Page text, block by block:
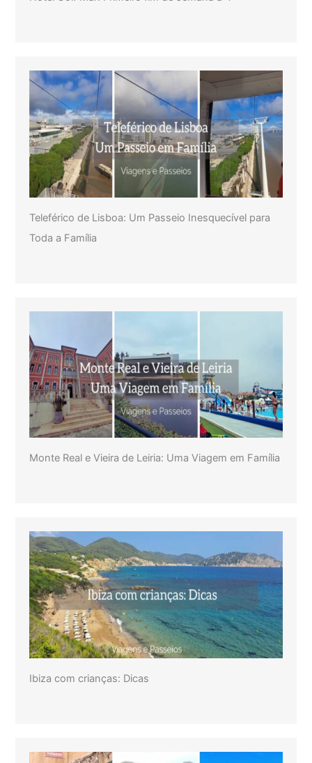
Teleférico de Lisboa: Um Passeio Inesquecível para
Toda a Família
Monte Real e Vieira de Leiria: Uma Viagem em Família
Ibiza com crianças: Dicas